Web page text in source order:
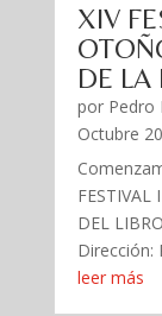
XIV
DE LA
por Pedro
Octubre
FESTIVAL
DEL
Dirección:
leer más